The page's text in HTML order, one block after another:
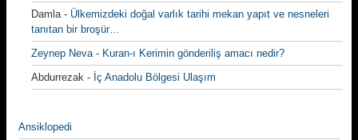
Damla- Ülkemizdeki doğal varlık tarihi mekan yapıt ve nesneleri
tanıtan bir broşür…
Zeynep Neva- Kuran-ı Kerimin gönderiliş amacı nedir?
Abdurrezak - İç Anadolu Bölgesi Ulaşım
Ansiklopedi